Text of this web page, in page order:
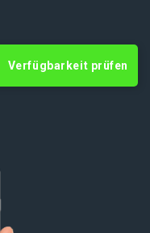
Verfügbarkeit prüfen